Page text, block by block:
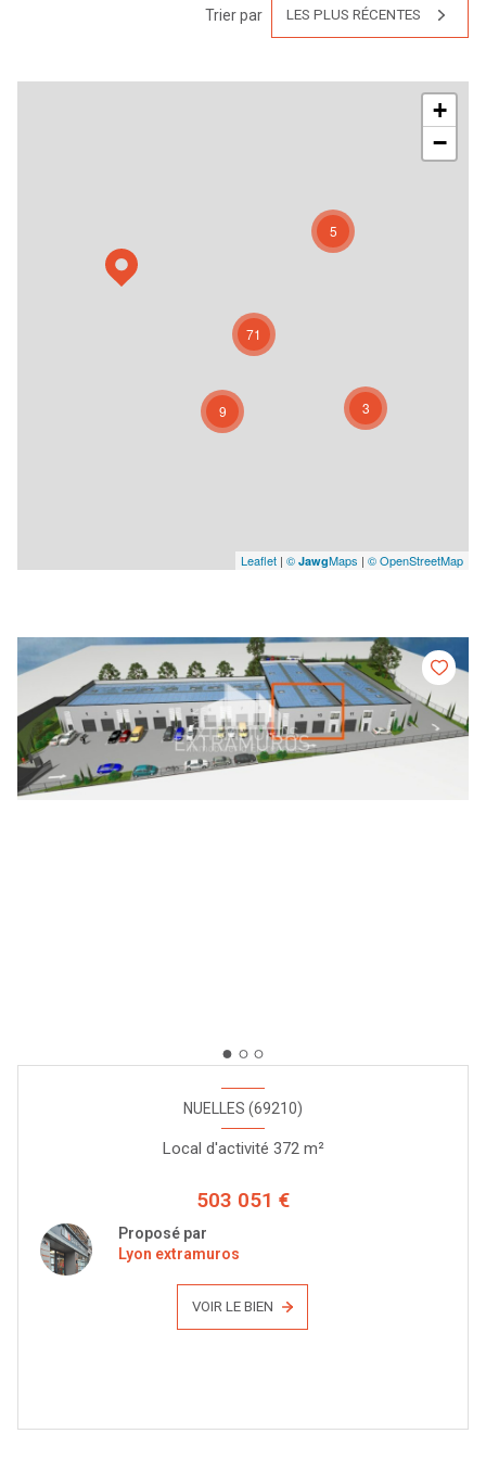
Trier par LES PLUS RÉCENTES
9 3
5
71
+
−
Leaflet | © JawgMaps | © OpenStreetMap
NUELLES (69210)
Local d'activité 372 m²
503 051 €
Proposé par
Lyon extramuros
VOIR LE BIEN